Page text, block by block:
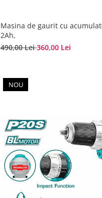
Masina de gaurit cu
2Ah,
490,00 Lei360,00 Lei
NOU